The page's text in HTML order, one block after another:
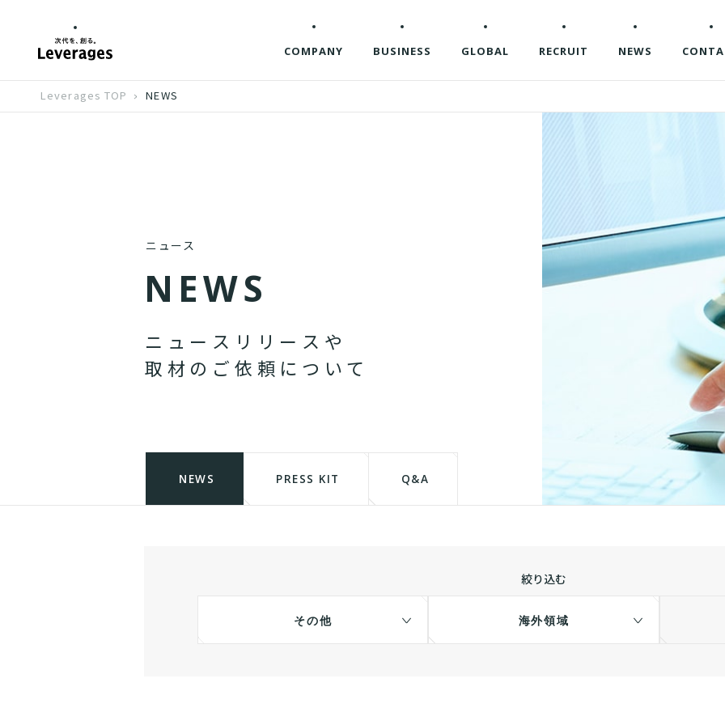
COMPANY BUSINESS GLOBAL RECRUIT NEWS
Leverages TOP NEWS
ニュース
N EWS
ニ ュ ー ス リ リ ー ス や
取 材 の ご 依 頼 に つ い て
NEWS PRESS KIT Q&A
絞り込む
その他 海外領域